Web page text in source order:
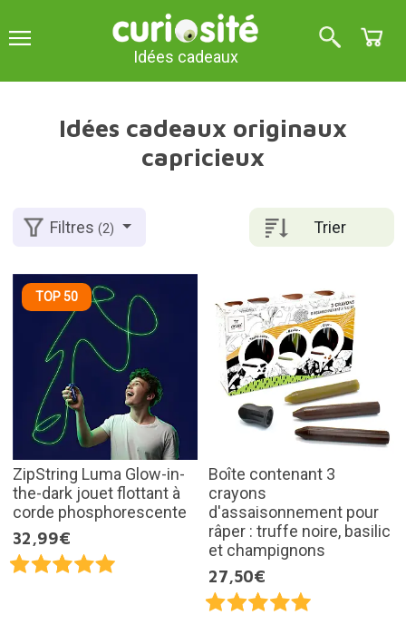
Idées cadeaux
Idées cadeaux originaux
capricieux
Trier
Filtres(2)
TOP 50
ZipString Luma Glow-in-
the-dark jouet flottant à
corde phosphorescente
32,99€
Boîte contenant 3
crayons
d'assaisonnement pour
râper : truffe noire, basilic
et champignons
27,50€